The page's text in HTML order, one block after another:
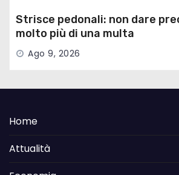
Strisce pedonali: non dare
molto più di una multa
Ago 9, 2026
Home
Attualità